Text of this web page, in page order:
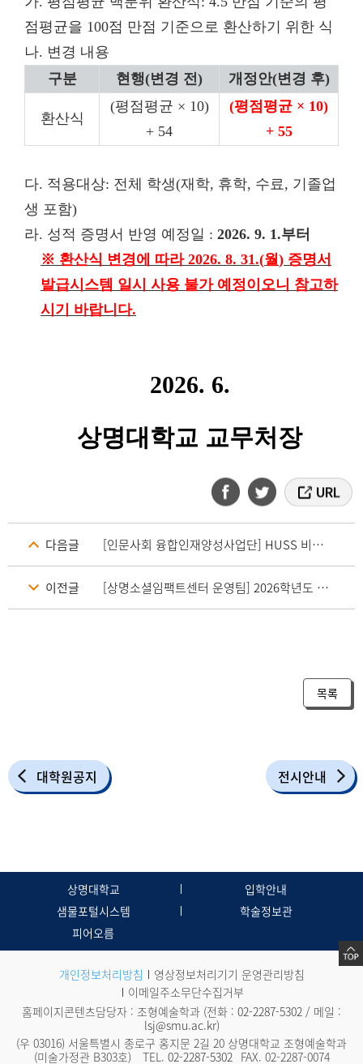
점평균을 100점 만점 기준으로 환산하기 위한 식
나. 변경 내용
구분
현행(변경 전) 개정안(변경 후)
환산식
(평점평균 × 10)
+ 54
(평점평균 × 10)
+ 55
다. 적용대상: 전체 학생(재학, 휴학, 수료, 기졸업
생 포함)
라. 성적 증명서 반영 예정일 : 2026. 9. 1.부터
※ 환산식 변경에 따라 2026. 8. 31.(월) 증명서
발급시스템 일시 사용 불가 예정이오니 참고하
시기 바랍니다.
2026. 6.
상명대학교 교무처장
다음글 [인문사회 융합인재양성사업단] HUSS 비교과 프로그램 제16회 '서강청년영화제' 청년 단편 제작지원 공고
이전글 [상명소셜임팩트센터 운영팀] 2026학년도 제33기 하계 대학생 재능봉사 캠프 참여자 모집 안내(마감)
목록
대학원공지 전시안내
상명대학교
입학안내
샘물포털시스템
학술정보관
피어오름
개인정보처리방침
영상정보처리기기 운영관리방침
이메일주소무단수집거부
홈페이지콘텐츠담당자 : 조형예술학과 (전화 : 02-2287-5302 / 메일 :
lsj@smu.ac.kr)
(우 03016) 서울특별시 종로구 홍지문 2길 20 상명대학교 조형예술학과
(미술가정관 B303호)
TEL. 02-2287-5302 FAX. 02-2287-0074